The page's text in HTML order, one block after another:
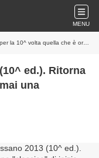
MENU
è ormai una "classica" di inizio stagione
ed.). Ritorna
una